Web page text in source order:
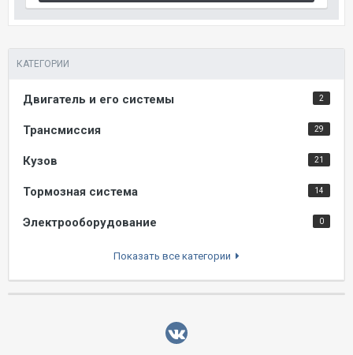
КАТЕГОРИИ
2
Двигатель и его системы
29
Трансмиссия
21
Кузов
14
Тормозная система
0
Электрооборудование
Показать все категории